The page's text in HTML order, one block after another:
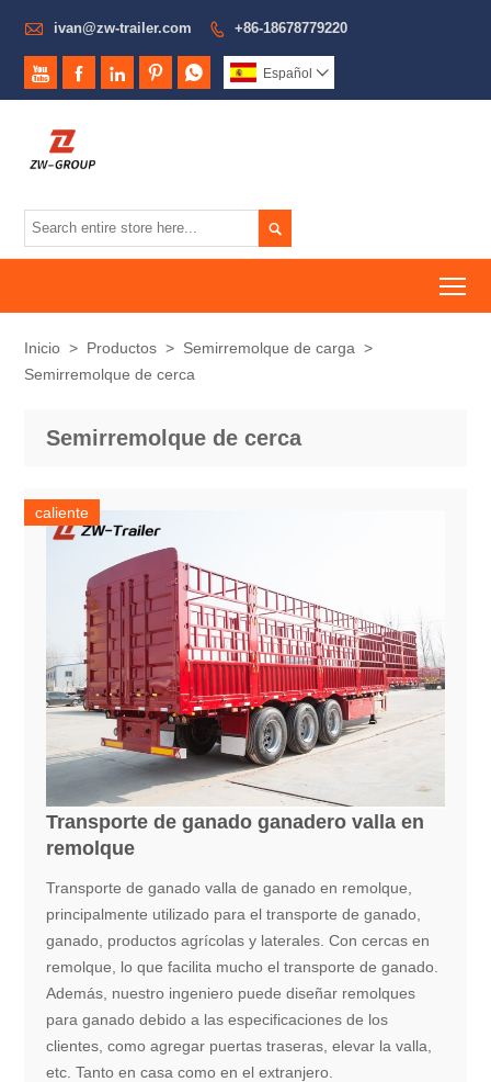
 ivan@zw-trailer.com  +86-18678779220
     Español 

Inicio > Productos > Semirremolque de carga >
Semirremolque de cerca
Semirremolque de cerca
caliente
Transporte de ganado ganadero valla en
remolque
Transporte de ganado valla de ganado en remolque,
principalmente utilizado para el transporte de ganado,
ganado, productos agrícolas y laterales. Con cercas en
remolque, lo que facilita mucho el transporte de ganado.
Además, nuestro ingeniero puede diseñar remolques
para ganado debido a las especificaciones de los
clientes, como agregar puertas traseras, elevar la valla,
etc. Tanto en casa como en el extranjero.